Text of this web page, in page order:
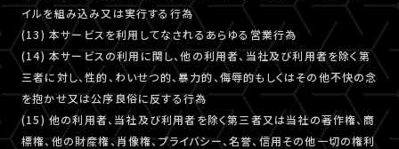
イルを組み込み又は実行する行為
(13) 本サービスを利用してなされるあらゆる営業行為
(14) 本サービスの利用に関し、他の利用者、当社及び利用者を除く第
三者に対し、性的、わいせつ的、暴力的、侮辱的もしくはその他不快の念
を抱かせ又は公序良俗に反する行為
(15) 他の利用者、当社及び利用者を除く第三者又は当社の著作権、商
標権、他の財産権、肖像権、プライバシー、名誉、信用その他一切の権利